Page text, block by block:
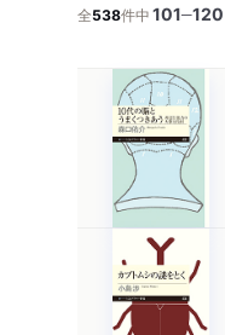
全538件中101─120